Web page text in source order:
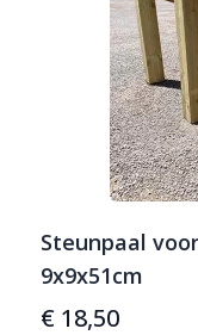
Steunpaal
9x9x51cm
€ 18,50